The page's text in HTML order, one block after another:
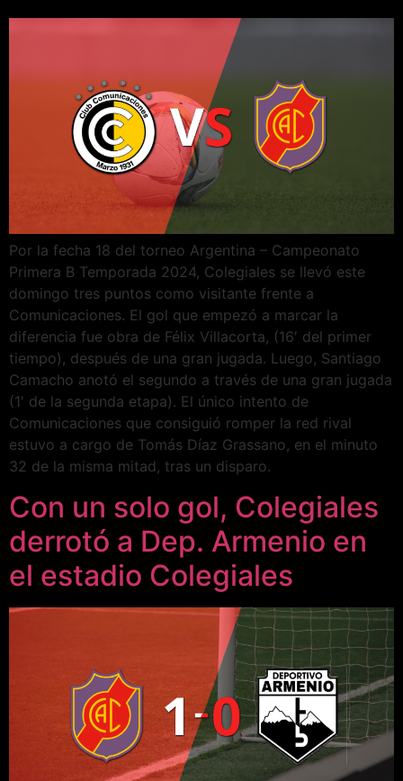
Por la fecha 18 del torneo Argentina – Campeonato
Primera B Temporada 2024, Colegiales se llevó este
domingo tres puntos como visitante frente a
Comunicaciones. El gol que empezó a marcar la
diferencia fue obra de Félix Villacorta, (16′ del primer
tiempo), después de una gran jugada. Luego, Santiago
Camacho anotó el segundo a través de una gran jugada
(1′ de la segunda etapa). El único intento de
Comunicaciones que consiguió romper la red rival
estuvo a cargo de Tomás Díaz Grassano, en el minuto
32 de la misma mitad, tras un disparo.
Con un solo gol, Colegiales
derrotó a Dep. Armenio en
el estadio Colegiales